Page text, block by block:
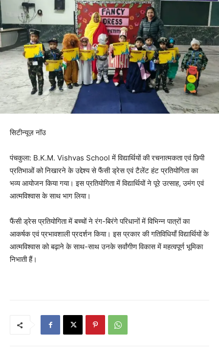
सिटीन्यूज़ नॉउ
पंचकुला: B.K.M. Vishvas School में विद्यार्थियों की रचनात्मकता एवं छिपी
प्रतिभाओं को निखारने के उद्देश्य से फैंसी ड्रेस एवं टैलेंट हंट प्रतियोगिता का
भव्य आयोजन किया गया। इस प्रतियोगिता में विद्यार्थियों ने पूरे उत्साह, उमंग एवं
आत्मविश्वास के साथ भाग लिया।
फैंसी ड्रेस प्रतियोगिता में बच्चों ने रंग-बिरंगे परिधानों में विभिन्न पात्रों का
आकर्षक एवं प्रभावशाली प्रदर्शन किया। इस प्रकार की गतिविधियाँ विद्यार्थियों के
आत्मविश्वास को बढ़ाने के साथ-साथ उनके सर्वांगीण विकास में महत्वपूर्ण भूमिका
निभाती हैं।